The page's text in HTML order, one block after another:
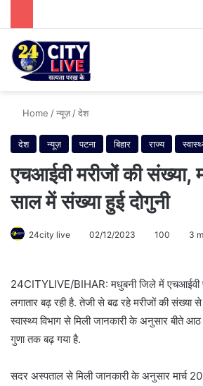
Home /न्यूज़ /देश
देश न्यूज़ पटना बिहार राज्य
एचआईवी मरीजों की
साल में संख्या हुई दोगुनी
24city live 02/12/2023 100 3
24CITYLIVE/BIHAR: मधुबनी जिले में एचआईवी
लगातार बढ़ रही है. तेजी से बढ रहे मरीजों की संख्या
स्वास्थ्य विभाग से मिली जानकारी के अनुसार बीते
गुणा तक बढ़ गया है.
सदर अस्पताल से मिली जानकारी के अनुसार मार्च